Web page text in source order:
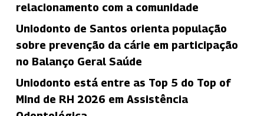
relacionamento com a comunidade
Uniodonto de Santos orienta população
sobre prevenção da cárie em participação
no Balanço Geral Saúde
Uniodonto está entre as Top 5 do Top of
Mind de RH 2026 em Assistência